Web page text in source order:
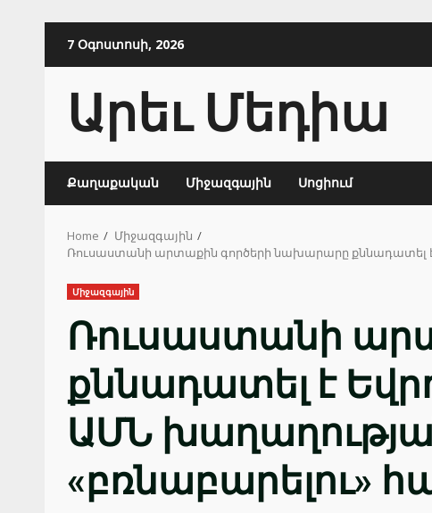
7 Օգոստոսի, 2026
Արեւ Մեդիա
Քաղաքական Միջազգային Սոցիում
Home
Միջազգային
Ռուսաստանի արտաքին գործերի նախարարը քննադատել է
Միջազգային
Ռուսաստանի
քննադատել է
ԱՄՆ
«բռնաբարելու»